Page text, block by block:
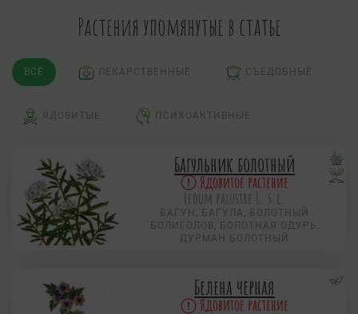
Растения упомянутые в статье
ВСЕ ЛЕКАРСТВЕННЫЕ СЪЕДОБНЫЕ
ЯДОВИТЫЕ ПСИХОАКТИВНЫЕ
Багульник болотный
Ядовитое растение
Ledum palustre L. s.l.
БАГУН, БАГУЛА, БОЛОТНЫЙ
БОЛИГОЛОВ, БОЛОТНАЯ ОДУРЬ,
ДУРМАН БОЛОТНЫЙ
Белена черная
Ядовитое растение